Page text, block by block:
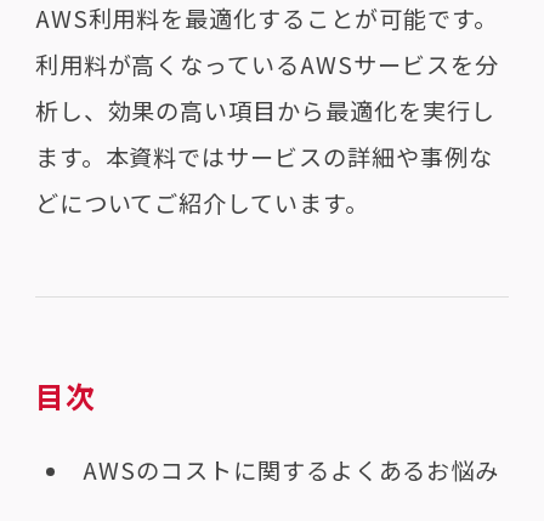
AWS利用料を最適化することが可能です。
利用料が高くなっているAWSサービスを分
析し、効果の高い項目から最適化を実行し
ます。本資料ではサービスの詳細や事例な
どについてご紹介しています。
目次
AWSのコストに関するよくあるお悩み